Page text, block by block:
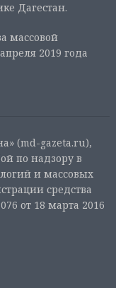
Дагестан.
массовой
2019 года
(md-gazeta.ru),
по надзору в
и массовых
средства
от 18 марта 2016